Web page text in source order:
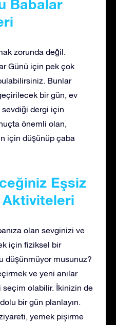
Babalar
zorunda değil.
Günü için pek çok
Bunlar
bir gün, ev
sevdiği dergi için
önemli olan,
için düşünüp çaba
Eşsiz
Aktiviteleri
olan sevginizi ve
için fiziksel bir
düşünmüyor musunuz?
ve yeni anılar
olabilir. İkinizin de
bir gün planlayın.
yemek pişirme